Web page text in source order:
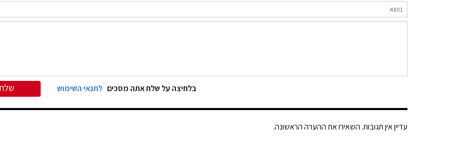
בלחיצה על שלח אתה מסכים לתנאי השימוש
עדיין אין תגובות. השאירו את ההערה הראשונה.